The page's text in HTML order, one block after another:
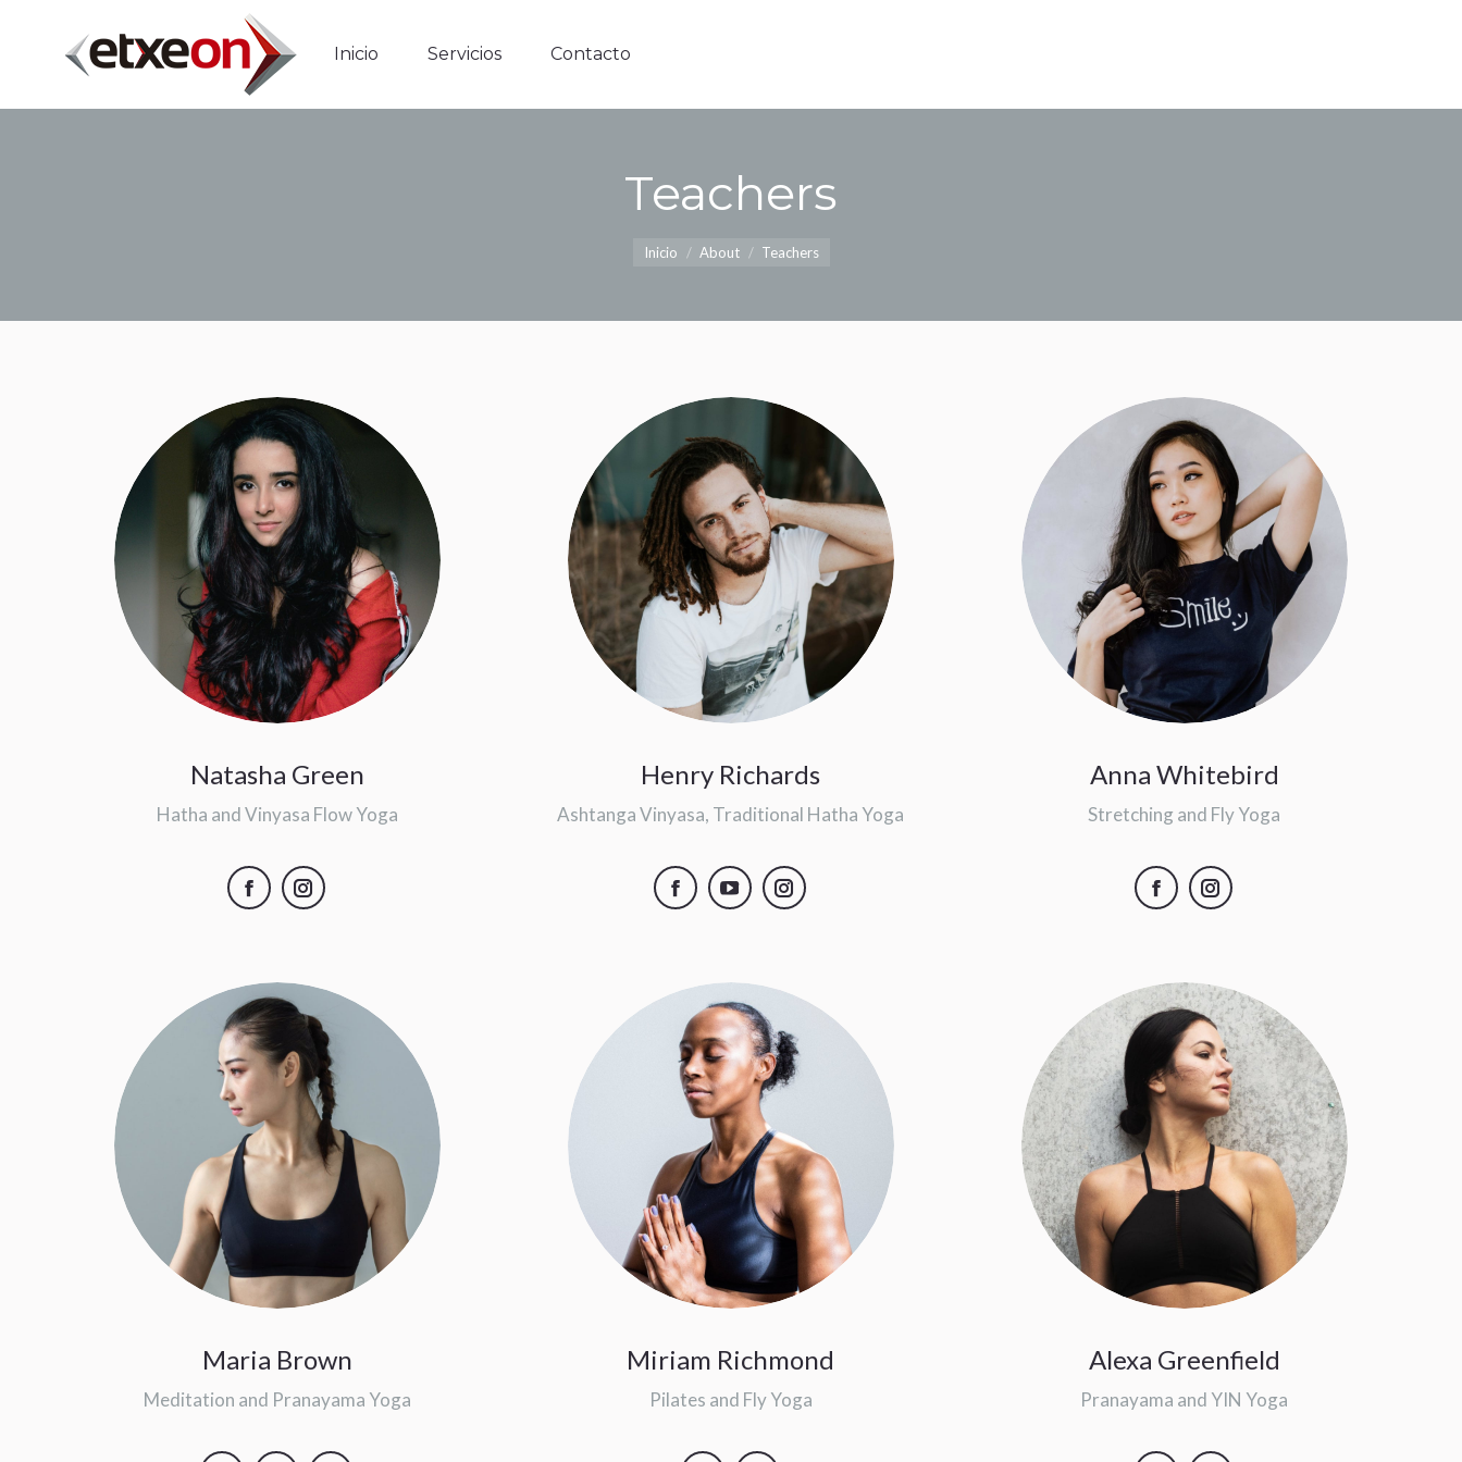
Inicio Servicios Contacto
Teachers
Inicio About Teachers
Natasha Green
Hatha and Vinyasa Flow Yoga
FacebookInstagram
Henry Richards
Ashtanga Vinyasa, Traditional Hatha Yoga
Facebook
YouTubeInstagram
Anna Whitebird
Stretching and Fly Yoga
FacebookInstagram
Maria Brown
Meditation and Pranayama Yoga
Miriam Richmond
Pilates and Fly Yoga
Alexa Greenfield
Pranayama and YIN Yoga
Inicio Servicios Contacto